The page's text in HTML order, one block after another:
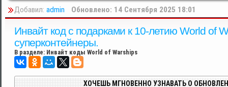
Добавил: admin Обновлено: 14 Сентября 2025 18:01
Инвайт код с подарками к 10-летию World of
суперконтейнеры.
В разделе: Инвайт коды World of Warships
ХОЧЕШЬ МГНОВЕННО УЗНАВАТЬ О